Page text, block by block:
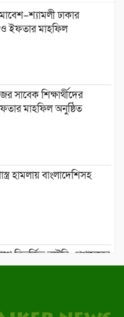
ঢাকার
ইফতার মাহফিল
সাবেক শিক্ষার্থীদের
মাহফিল অনুষ্ঠিত
হামলায় বাংলাদেশিসহ
বিতর্কিত বাউবি: প্রশাসনের